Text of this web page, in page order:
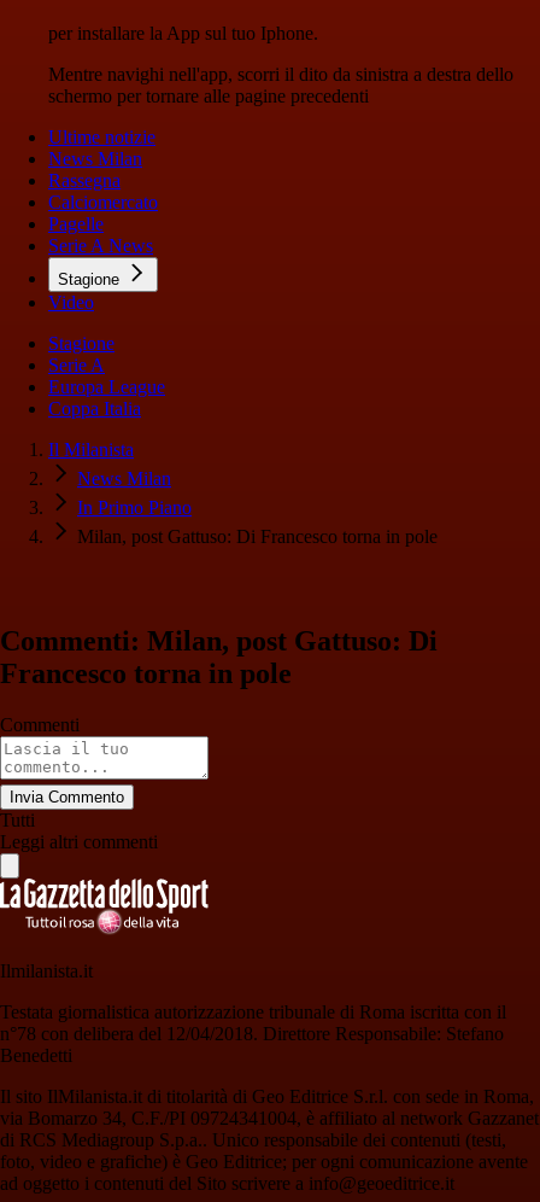
per installare la App sul tuo Iphone.
Mentre navighi nell'app, scorri il dito da sinistra a destra dello
schermo per tornare alle pagine precedenti
Ultime notizie
News Milan
Rassegna
Calciomercato
Pagelle
Serie A News
Stagione
Video
Stagione
Serie A
Europa League
Coppa Italia
Il Milanista
News Milan
In Primo Piano
Milan, post Gattuso: Di Francesco torna in pole
Commenti: Milan, post Gattuso: Di
Francesco torna in pole
Commenti
Invia Commento
Tutti
Leggi altri commenti
Ilmilanista.it
Testata giornalistica autorizzazione tribunale di Roma iscritta con il
n°78 con delibera del 12/04/2018. Direttore Responsabile: Stefano
Benedetti
Il sito IlMilanista.it di titolarità di Geo Editrice S.r.l. con sede in Roma,
via Bomarzo 34, C.F./PI 09724341004, è affiliato al network Gazzanet
di RCS Mediagroup S.p.a.. Unico responsabile dei contenuti (testi,
foto, video e grafiche) è Geo Editrice; per ogni comunicazione avente
ad oggetto i contenuti del Sito scrivere a info@geoeditrice.it